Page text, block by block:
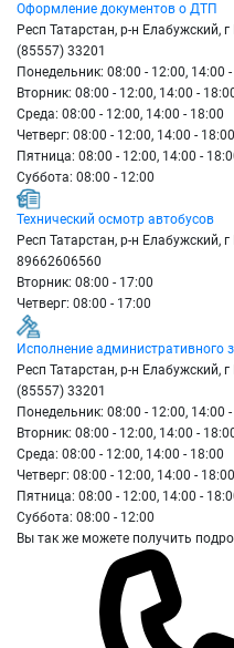
Оформление документов о ДТП
Респ Татарстан, р-н Елабужский,
(85557) 33201
Понедельник: 08:00 - 12:00, 14:00
Вторник: 08:00 - 12:00, 14:00 -
Среда: 08:00 - 12:00, 14:00 - 18:00
Четверг: 08:00 - 12:00, 14:00 - 18:00
Пятница: 08:00 - 12:00, 14:00 -
Суббота: 08:00 - 12:00
Технический осмотр автобусов
Респ Татарстан, р-н Елабужский,
89662606560
Вторник: 08:00 - 17:00
Четверг: 08:00 - 17:00
Исполнение административного
Респ Татарстан, р-н Елабужский,
(85557) 33201
Понедельник: 08:00 - 12:00, 14:00
Вторник: 08:00 - 12:00, 14:00 -
Среда: 08:00 - 12:00, 14:00 - 18:00
Четверг: 08:00 - 12:00, 14:00 - 18:00
Пятница: 08:00 - 12:00, 14:00 -
Суббота: 08:00 - 12:00
Вы так же можете получить